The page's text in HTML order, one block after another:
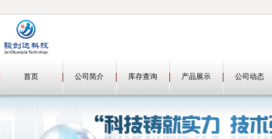
首页 公司简介 库存查询 产品展示 公司动态